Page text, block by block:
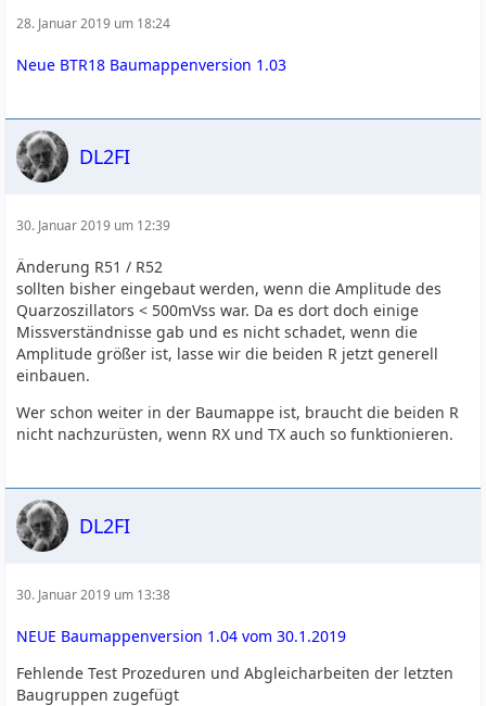
28. Januar 2019 um 18:24
Neue BTR18 Baumappenversion 1.03
DL2FI
30. Januar 2019 um 12:39
Änderung R51 / R52
sollten bisher eingebaut werden, wenn die Amplitude des
Quarzoszillators < 500mVss war. Da es dort doch einige
Missverständnisse gab und es nicht schadet, wenn die
Amplitude größer ist, lasse wir die beiden R jetzt generell
einbauen.
Wer schon weiter in der Baumappe ist, braucht die beiden R
nicht nachzurüsten, wenn RX und TX auch so funktionieren.
DL2FI
30. Januar 2019 um 13:38
NEUE Baumappenversion 1.04 vom 30.1.2019
Fehlende Test Prozeduren und Abgleicharbeiten der letzten
Baugruppen zugefügt